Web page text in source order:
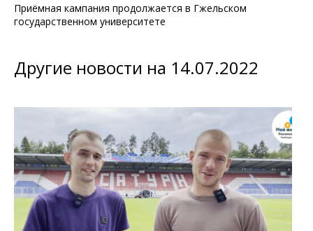
Приёмная кампания продолжается в Гжельском
государственном университете
Другие новости на 14.07.2022